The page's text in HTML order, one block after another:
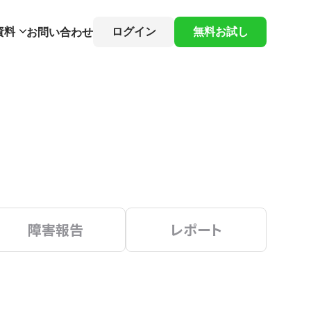
料 お問い合わせ ログイン 無料お試し
障害報告 レポート